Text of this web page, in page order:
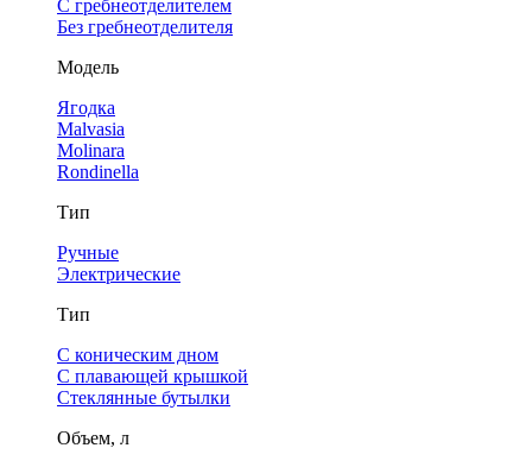
С гребнеотделителем
Без гребнеотделителя
Модель
Ягодка
Malvasia
Molinara
Rondinella
Тип
Ручные
Электрические
Тип
С коническим дном
С плавающей крышкой
Стеклянные бутылки
Объем, л